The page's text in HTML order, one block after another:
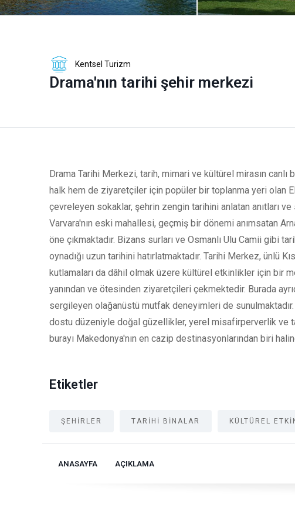
Kentsel Turizm
Drama'nın tarihi şehir merkezi
Drama Tarihi Merkezi, tarih, mimari ve kültürel mirasın
halk hem de ziyaretçiler için popüler bir toplanma yeri olan
çevreleyen sokaklar, şehrin zengin tarihini anlatan anıtları
Varvara'nın eski mahallesi, geçmiş bir dönemi anımsatan
öne çıkmaktadır. Bizans surları ve Osmanlı Ulu Camii gibi
oynadığı uzun tarihini hatırlatmaktadır. Tarihi Merkez, ünlü
kutlamaları da dâhil olmak üzere kültürel etkinlikler için bir
yanından ve ötesinden ziyaretçileri çekmektedir. Burada
sergileyen olağanüstü mutfak deneyimleri de
dostu düzeniyle doğal güzellikler, yerel misafirperverlik ve
burayı Makedonya'nın en cazip destinasyonlarından biri
Etiketler
ŞEHIRLER TARIHI BINALAR KÜLTÜREL
ANASAYFA AÇIKLAMA